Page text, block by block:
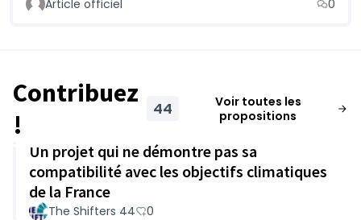
Article officiel 0
Contribuez
!
44
Voir toutes les
propositions
Un projet qui ne démontre pas sa
compatibilité avec les objectifs climatiques
de la France
The Shifters 44 0